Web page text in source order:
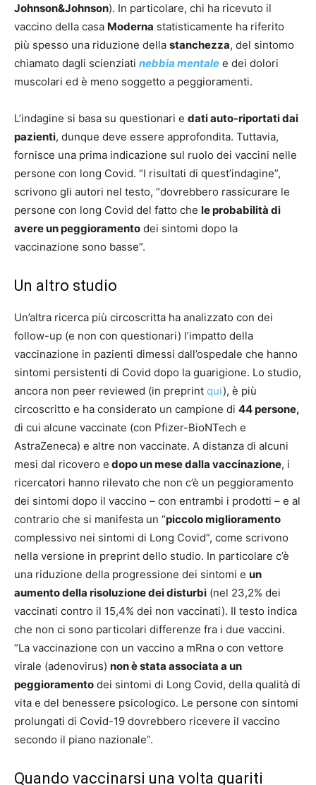
Johnson&Johnson). In particolare, chi ha ricevuto il
vaccino della casa Moderna statisticamente ha riferito
più spesso una riduzione della stanchezza, del sintomo
chiamato dagli scienziati nebbia mentale e dei dolori
muscolari ed è meno soggetto a peggioramenti.
L’indagine si basa su questionari e dati auto-riportati dai
pazienti, dunque deve essere approfondita. Tuttavia,
fornisce una prima indicazione sul ruolo dei vaccini nelle
persone con long Covid. “I risultati di quest’indagine”,
scrivono gli autori nel testo, “dovrebbero rassicurare le
persone con long Covid del fatto che le probabilità di
avere un peggioramento dei sintomi dopo la
vaccinazione sono basse”.
Un altro studio
Un’altra ricerca più circoscritta ha analizzato con dei
follow-up (e non con questionari) l’impatto della
vaccinazione in pazienti dimessi dall’ospedale che hanno
sintomi persistenti di Covid dopo la guarigione. Lo studio,
ancora non peer reviewed (in preprint qui), è più
circoscritto e ha considerato un campione di 44 persone,
di cui alcune vaccinate (con Pfizer-BioNTech e
AstraZeneca) e altre non vaccinate. A distanza di alcuni
mesi dal ricovero e dopo un mese dalla vaccinazione, i
ricercatori hanno rilevato che non c’è un peggioramento
dei sintomi dopo il vaccino – con entrambi i prodotti – e al
contrario che si manifesta un “piccolo miglioramento
complessivo nei sintomi di Long Covid”, come scrivono
nella versione in preprint dello studio. In particolare c’è
una riduzione della progressione dei sintomi e un
aumento della risoluzione dei disturbi (nel 23,2% dei
vaccinati contro il 15,4% dei non vaccinati). Il testo indica
che non ci sono particolari differenze fra i due vaccini.
“La vaccinazione con un vaccino a mRna o con vettore
virale (adenovirus) non è stata associata a un
peggioramento dei sintomi di Long Covid, della qualità di
vita e del benessere psicologico. Le persone con sintomi
prolungati di Covid-19 dovrebbero ricevere il vaccino
secondo il piano nazionale”.
Quando vaccinarsi una volta guariti